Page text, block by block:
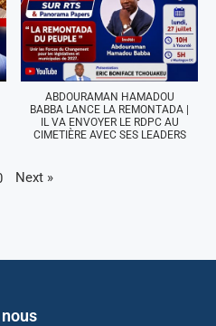
ABDOURAMAN HAMADOU
BABBA LANCE LA REMONTADA |
IL VA ENVOYER LE RDPC AU
CIMETIÈRE AVEC SES LEADERS
Next »